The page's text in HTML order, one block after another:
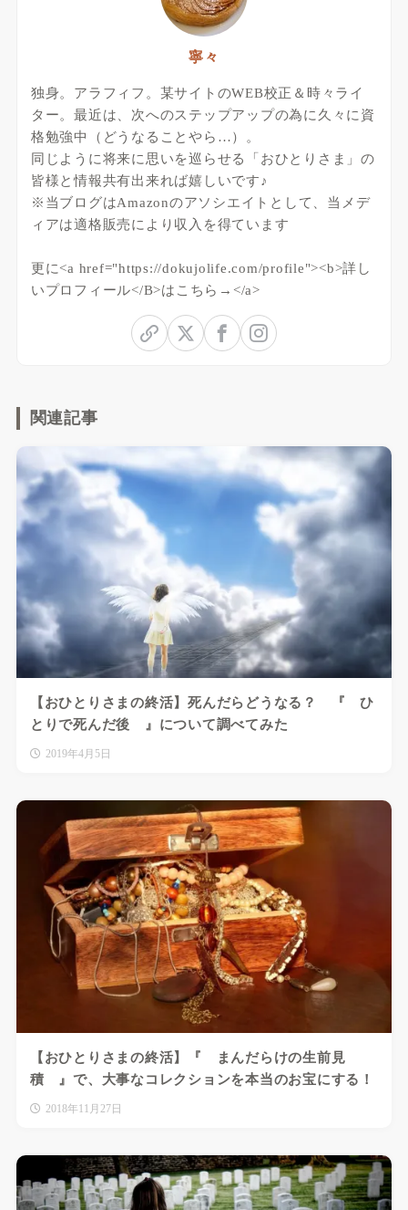
寧々
独身。アラフィフ。某サイトのWEB校正＆時々ライ
ター。最近は、次へのステップアップの為に久々に資
格勉強中（どうなることやら…）。
同じように将来に思いを巡らせる「おひとりさま」の
皆様と情報共有出来れば嬉しいです♪
※当ブログはAmazonのアソシエイトとして、当メデ
ィアは適格販売により収入を得ています
更に<a href="https://dokujolife.com/profile"><b>詳し
いプロフィール</B>はこちら→</a>
関連記事
【おひとりさまの終活】死んだらどうなる？ 『 ひ
とりで死んだ後 』について調べてみた
2019年4月5日
【おひとりさまの終活】『 まんだらけの生前見
積 』で、大事なコレクションを本当のお宝にする！
2018年11月27日